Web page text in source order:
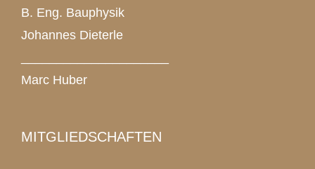
B. Eng. Bauphysik
Johannes Dieterle
Marc Huber
MITGLIEDSCHAFTEN